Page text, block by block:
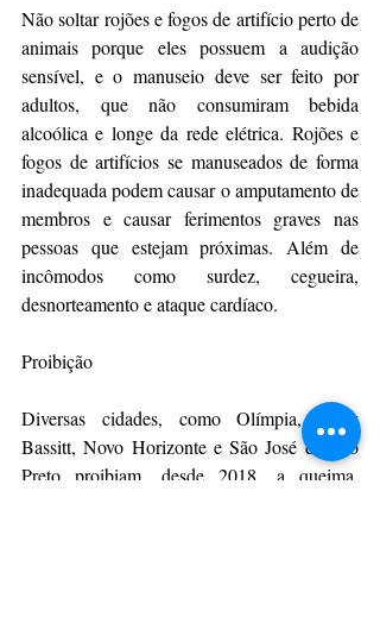
Não soltar rojões e fogos de artifício perto de
animais porque eles possuem a audição
sensível, e o manuseio deve ser feito por
adultos, que não consumiram bebida
alcoólica e longe da rede elétrica. Rojões e
fogos de artifícios se manuseados de forma
inadequada podem causar o amputamento de
membros e causar ferimentos graves nas
pessoas que estejam próximas. Além de
incômodos como surdez, cegueira,
desnorteamento e ataque cardíaco.
Proibição
Diversas cidades, como Olímpia, Bady
Bassitt, Novo Horizonte e São José do Rio
Preto proibiam, desde 2018, a queima,